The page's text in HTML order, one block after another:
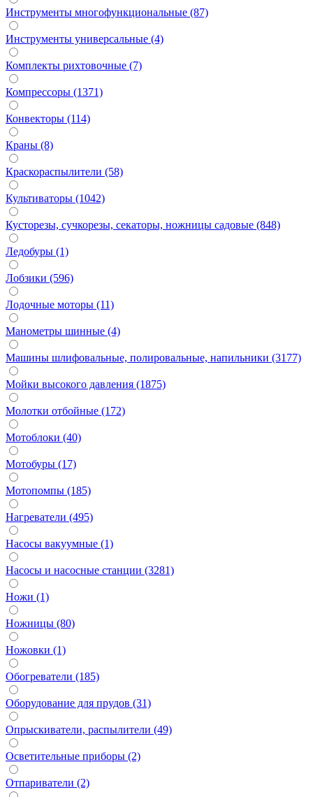
Инструменты многофункциональные (87)
Инструменты универсальные (4)
Комплекты рихтовочные (7)
Компрессоры (1371)
Конвекторы (114)
Краны (8)
Краскораспылители (58)
Культиваторы (1042)
Кусторезы, сучкорезы, секаторы, ножницы садовые (848)
Ледобуры (1)
Лобзики (596)
Лодочные моторы (11)
Манометры шинные (4)
Машины шлифовальные, полировальные, напильники (3177)
Мойки высокого давления (1875)
Молотки отбойные (172)
Мотоблоки (40)
Мотобуры (17)
Мотопомпы (185)
Нагреватели (495)
Насосы вакуумные (1)
Насосы и насосные станции (3281)
Ножи (1)
Ножницы (80)
Ножовки (1)
Обогреватели (185)
Оборудование для прудов (31)
Опрыскиватели, распылители (49)
Осветительные приборы (2)
Отпариватели (2)